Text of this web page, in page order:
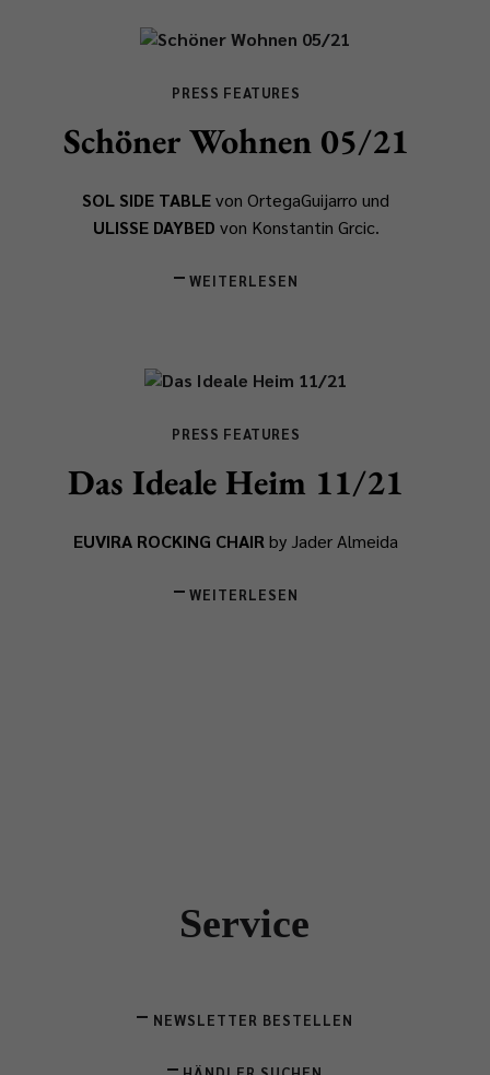
PRESS FEATURES
Schöner Wohnen 05/21
SOL SIDE TABLEvon OrtegaGuijarro und
ULISSE DAYBED von Konstantin Grcic.
WEITERLESEN
PRESS FEATURES
Das Ideale Heim 11/21
EUVIRA ROCKING CHAIR by Jader Almeida
WEITERLESEN
Service
NEWSLETTER BESTELLEN